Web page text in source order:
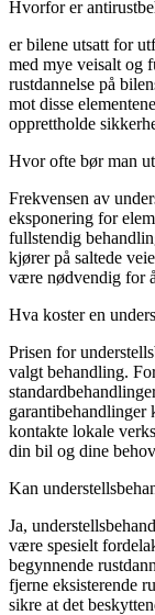
Hvorfor er
er bilene utsatt for
med mye veisalt og
rustdannelse på
mot disse
opprettholde
Hvor ofte bør man
Frekvensen av
eksponering for
fullstendig
kjører på saltede
være nødvendig for
Hva koster en
Prisen for
valgt behandling.
garantibehandlinger
kontakte lokale
din bil og dine
Kan
Ja,
være spesielt
begynnende
fjerne eksisterende
sikre at det